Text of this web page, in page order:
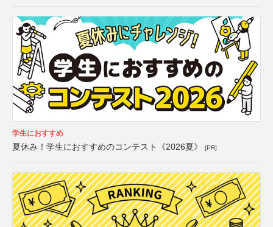
学生におすすめ
夏休み！学生におすすめのコンテスト《2026夏》 [PR]